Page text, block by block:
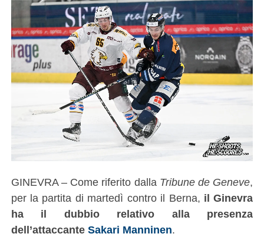
GINEVRA – Come riferito dalla Tribune de Geneve,
per la partita di martedì contro il Berna, il Ginevra
ha il dubbio relativo alla presenza
dell’attaccante Sakari Manninen.